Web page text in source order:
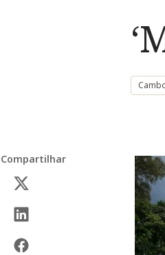
Compartilhar